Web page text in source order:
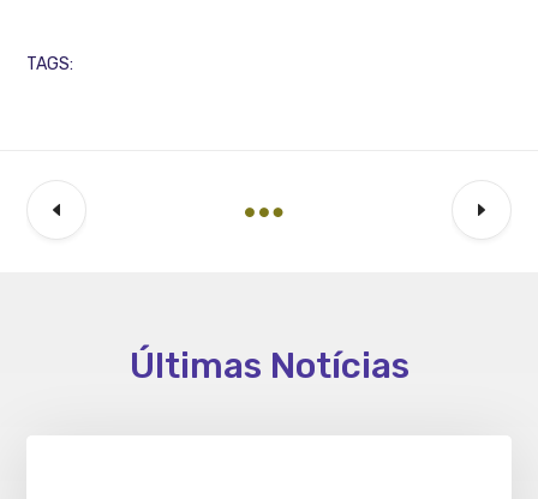
TAGS:
Últimas Notícias